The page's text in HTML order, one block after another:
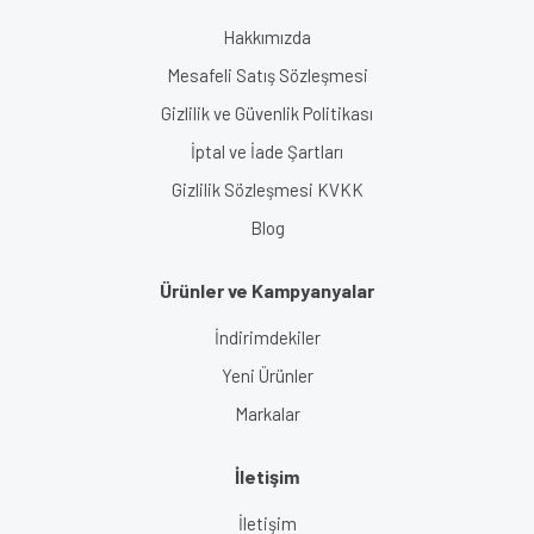
Hakkımızda
Mesafeli Satış Sözleşmesi
Gizlilik ve Güvenlik Politikası
İptal ve İade Şartları
Gizlilik Sözleşmesi KVKK
Blog
Ürünler ve Kampyanyalar
İndirimdekiler
Yeni Ürünler
Markalar
İletişim
İletişim